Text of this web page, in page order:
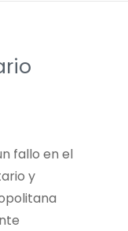
fallo en el
y